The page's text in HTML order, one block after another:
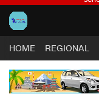
HOME REGIONAL